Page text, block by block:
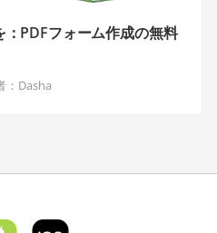
：PDFフォーム作成の無料
：Dasha